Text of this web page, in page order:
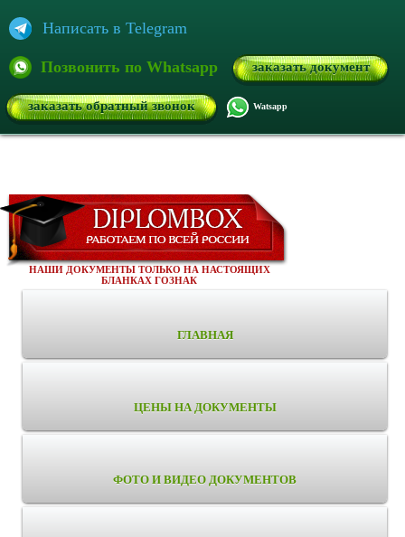
Написать в Telegram
Позвонить по Whatsapp заказать документ
заказать обратный звонок Watsapp
НАШИ ДОКУМЕНТЫ ТОЛЬКО НА НАСТОЯЩИХ
БЛАНКАХ ГОЗНАК
ГЛАВНАЯ
ЦЕНЫ НА ДОКУМЕНТЫ
ФОТО И ВИДЕО ДОКУМЕНТОВ